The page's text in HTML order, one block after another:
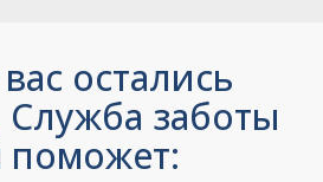
остались
заботы
поможет: